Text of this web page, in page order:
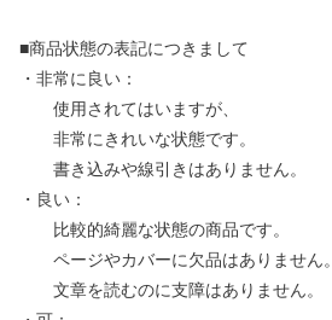
■商品状態の表記につきまして
・非常に良い：
使用されてはいますが、
非常にきれいな状態です。
書き込みや線引きはありません。
・良い：
比較的綺麗な状態の商品です。
ページやカバーに欠品はありません。
文章を読むのに支障はありません。